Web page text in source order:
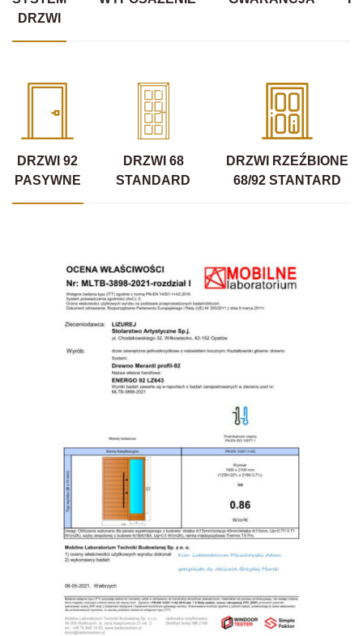
DRZWI
DRZWI 92
PASYWNE
DRZWI 68
STANDARD
DRZWI RZEŹBIONE
68/92 STANTARD